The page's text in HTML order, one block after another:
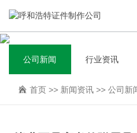
公司新闻 行业资讯
首页 >> 新闻资讯 >> 公司新